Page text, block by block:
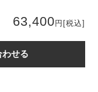
63,400 円 [税込]
せる